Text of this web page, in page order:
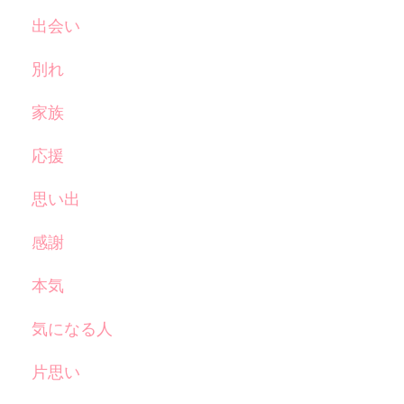
出会い
別れ
家族
応援
思い出
感謝
本気
気になる人
片思い